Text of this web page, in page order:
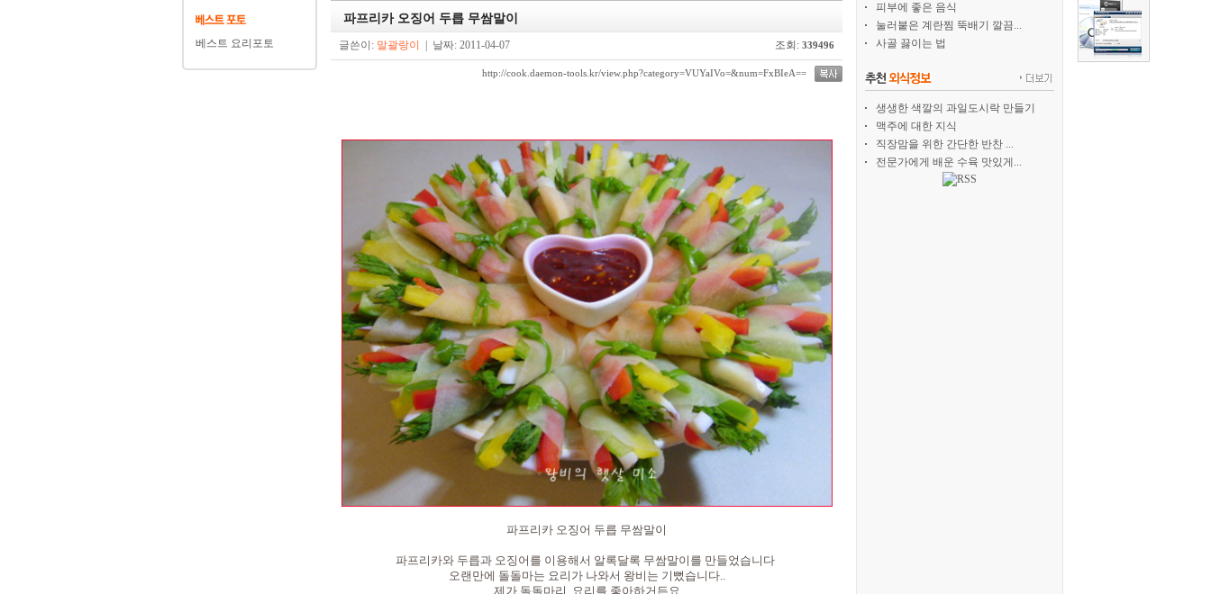
베스트 요리포토
파프리카 오징어 두릅 무쌈말이
글쓴이: 말괄랑이 | 날짜: 2011-04-07 조회: 339496
http://cook.daemon-tools.kr/view.php?category=VUYaIVo=&num=FxBIeA==
파프리카 오징어 두릅 무쌈말이
파프리카와 두릅과 오징어를 이용해서 알록달록 무쌈말이를 만들었습니다
오랜만에 돌돌마는 요리가 나와서 왕비는 기뻤습니다..
제가 돌돌마리 요리를 좋아하거든요
피부에 좋은 음식
눌러붙은 계란찜 뚝배기 깔끔...
사골 끓이는 법
생생한 색깔의 과일도시락 만들기
맥주에 대한 지식
직장맘을 위한 간단한 반찬 ...
전문가에게 배운 수육 맛있게...